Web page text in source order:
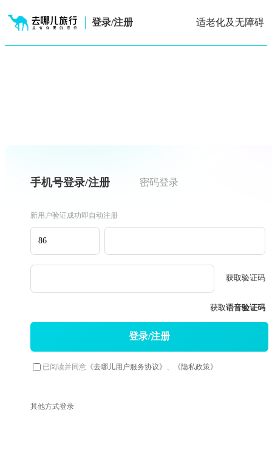
登录/注册 适老化及无障碍
手机号登录/注册 密码登录
新用户验证成功即自动注册
获取验证码
获取语音验证码
登录/注册
已阅读并同意《去哪儿用户服务协议》 《隐私政策》
其他方式登录